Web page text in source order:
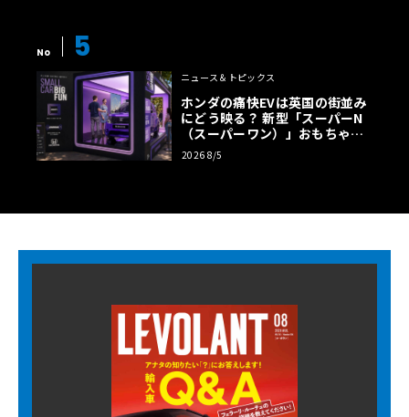
No 5
ニュース＆トピックス
ホンダの痛快EVは英国の街並み
にどう映る？ 新型「スーパーN
（スーパーワン）」おもちゃ箱
ツアーの全貌
2026 8/5